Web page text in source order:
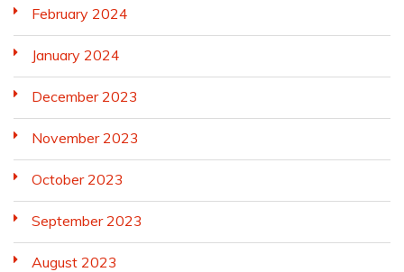
February 2024
January 2024
December 2023
November 2023
October 2023
September 2023
August 2023